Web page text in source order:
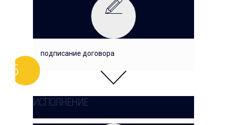
подписание договора
ИСПОЛНЕНИЕ